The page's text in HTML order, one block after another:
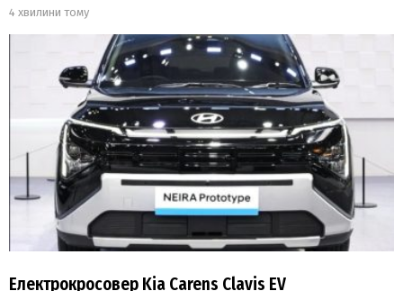
4 хвилини тому
Електрокросовер Kia Carens Clavis EV